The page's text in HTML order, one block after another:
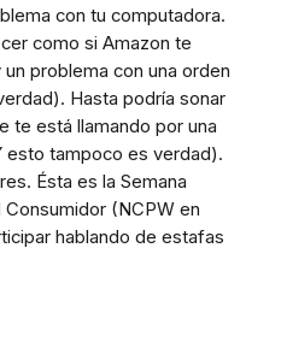
con tu computadora.
como si Amazon te
problema con una orden
Hasta podría sonar
te está llamando por una
esto tampoco es verdad).
Ésta es la Semana
(NCPW en
hablando de estafas